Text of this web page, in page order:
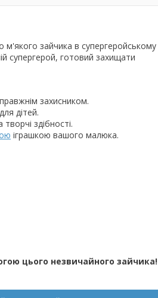
м'якого зайчика в супергеройському
супергерой, готовий захищати
захисником.
дітей.
здібності.
іграшкою вашого малюка.
цього незвичайного зайчика!